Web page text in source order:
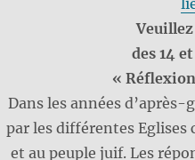
des 14
«
Dans les années
par les différentes Eglises
et au peuple juif. Les